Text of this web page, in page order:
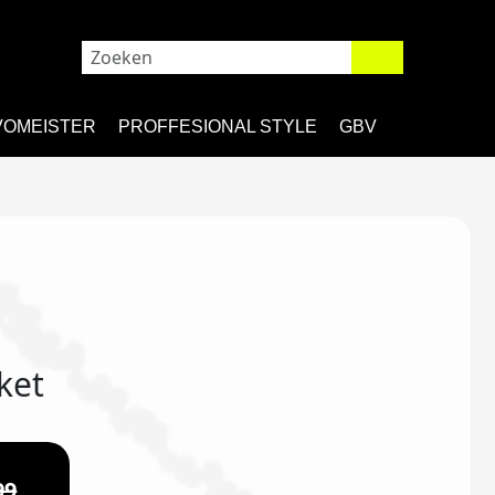
PROFFESIONAL STYLE GBV